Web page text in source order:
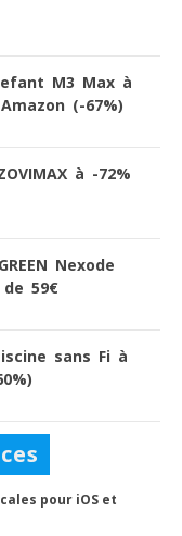
M3 Max à
(-67%)
à -72%
Nexode
59€
sans Fi à
pour iOS et